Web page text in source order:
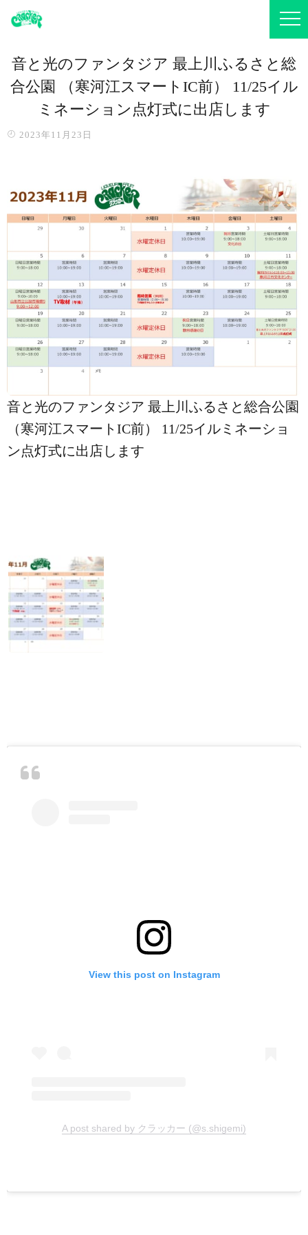
音と光のファンタジア 最上川ふるさと総
合公園 （寒河江スマートIC前） 11/25イル
ミネーション点灯式に出店します
2023年11月23日
音と光のファンタジア 最上川ふるさと総合公園
（寒河江スマートIC前） 11/25イルミネーショ
ン点灯式に出店します
View this post on Instagram
A post shared by クラッカー (@s.shigemi)